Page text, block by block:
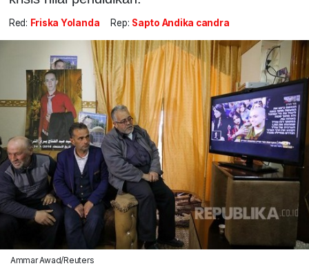
Red: Friska Yolanda Rep: Sapto Andika candra
Ammar Awad/Reuters